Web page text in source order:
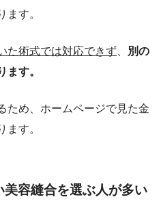
ます。
た術式では対応できず
別の
ます。
ため、ホームページで見た金
ます。
容縫合を選ぶ人が多い